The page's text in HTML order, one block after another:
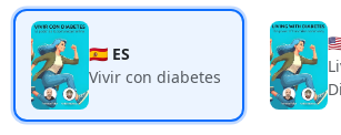
🇪🇸 ES
Vivir con diabetes